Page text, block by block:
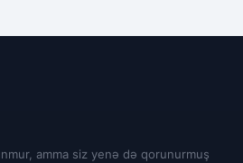
amma siz yenə də qorunurmuş